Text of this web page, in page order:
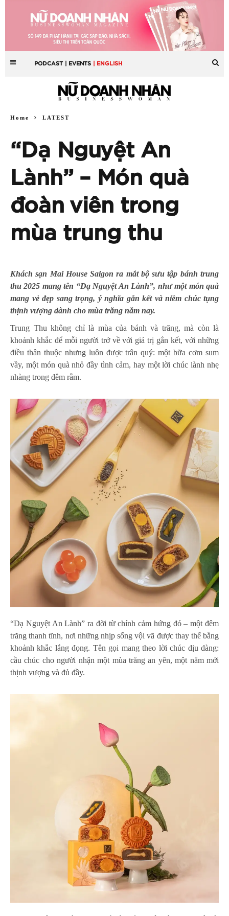
PODCAST | EVENTS | ENGLISH
Home LATEST
“Dạ Nguyệt An
Lành” – Món quà
đoàn viên trong
mùa trung thu
Khách sạn Mai House Saigon ra mắt bộ sưu tập bánh trung
thu 2025 mang tên “Dạ Nguyệt An Lành”, như một món quà
mang vẻ đẹp sang trọng, ý nghĩa gắn kết và niềm chúc tụng
thịnh vượng dành cho mùa trăng năm nay.
Trung Thu không chỉ là mùa của bánh và trăng, mà còn là
khoảnh khắc để mỗi người trở về với giá trị gắn kết, với những
điều thân thuộc nhưng luôn được trân quý: một bữa cơm sum
vầy, một món quà nhỏ đầy tình cảm, hay một lời chúc lành nhẹ
nhàng trong đêm rằm.
“Dạ Nguyệt An Lành” ra đời từ chính cảm hứng đó – một đêm
trăng thanh tĩnh, nơi những nhịp sống vội vã được thay thế bằng
khoảnh khắc lắng đọng. Tên gọi mang theo lời chúc dịu dàng:
cầu chúc cho người nhận một mùa trăng an yên, một năm mới
thịnh vượng và đủ đầy.